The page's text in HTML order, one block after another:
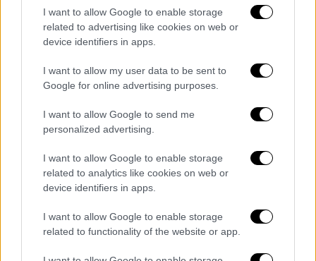
I want to allow Google to enable storage
related to advertising like cookies on web or
device identifiers in apps.
I want to allow my user data to be sent to
Google for online advertising purposes.
I want to allow Google to send me
personalized advertising.
I want to allow Google to enable storage
related to analytics like cookies on web or
device identifiers in apps.
I want to allow Google to enable storage
related to functionality of the website or app.
Σύμφωνα με τα πρώτα στοιχεία πιθανότατα
από παθολογικά αίτια έχασε τη ζωή του,
αποσαφηνίσει από τι έχασε τη ζωή του.
Να σημειωθεί, ότι ο άνδρας έμενε μόνος του
σε χωριό της Δ.ΕΥπάτης.
Πηγή:lamianow.gr
Διαβάστε ακόμη
Βοιωτία: Κλείνει το αιολικό πάρκο από
όπου ξεκίνησε η φωτιά - Στο στόχαστρο
όλα τα έργα του συλληφθέντα δημάρχου